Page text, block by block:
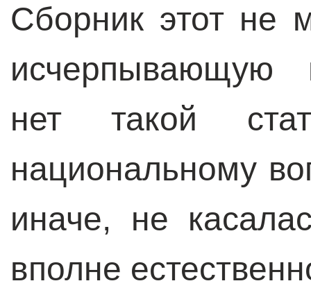
Сборник этот не
исчерпывающую
нет такой
национальному
иначе, не
вполне